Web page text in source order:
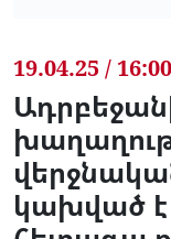
19.04.25 / 16:00
կախված է